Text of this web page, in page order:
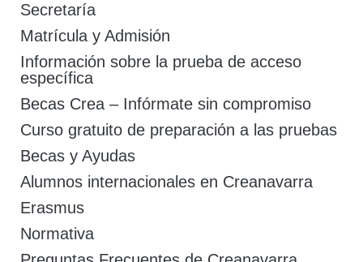
Secretaría
Matrícula y Admisión
Información sobre la prueba de acceso
específica
Becas Crea – Infórmate sin compromiso
Curso gratuito de preparación a las pruebas
Becas y Ayudas
Alumnos internacionales en Creanavarra
Erasmus
Normativa